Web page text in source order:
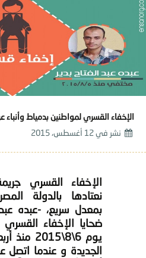
الإخفاء القسري لمواطنين بدمياط
نشر في 12 أغسطس، 2015
الإخفاء القسري
نعتادها بالدولة
بمعدل سريع، ‏-عبده
ضحايا الإخفاء
يوم
الجديدة‬ و عندما اتصل